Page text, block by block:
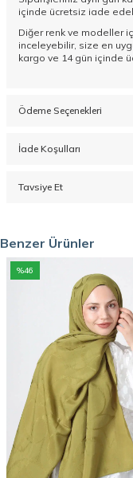
içinde ücretsiz iade
Diğer renk ve modeller
inceleyebilir, size en
kargo ve 14 gün içinde
Ödeme Seçenekleri
İade Koşulları
Tavsiye Et
Benzer Ürünler
%46